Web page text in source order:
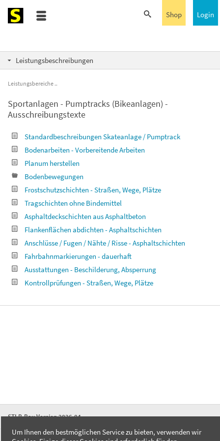
Login
Shop
Leistungsbeschreibungen
Leistungsbereiche
Sportanlagen - Pumptracks (Bikeanlagen) -
Ausschreibungstexte
Standardbeschreibungen Skateanlage / Pumptrack
Bodenarbeiten - Vorbereitende Arbeiten
Planum herstellen
Bodenbewegungen
Frostschutzschichten - Straßen, Wege, Plätze
Tragschichten ohne Bindemittel
Asphaltdeckschichten aus Asphaltbeton
Flankenflächen abdichten - Asphaltschichten
Anschlüsse / Fugen / Nähte / Risse - Asphaltschichten
Fahrbahnmarkierungen - dauerhaft
Ausstattungen - Beschilderung, Absperrung
Kontrollprüfungen - Straßen, Wege, Plätze
STLB-Bau Version 2026-04
Um Ihnen den bestmöglichen Service zu bieten, verwenden wir